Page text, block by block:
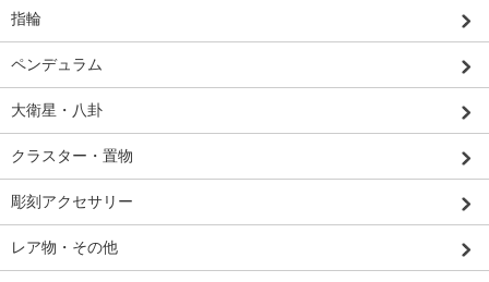
指輪
ペンデュラム
大衛星・八卦
クラスター・置物
彫刻アクセサリー
レア物・その他